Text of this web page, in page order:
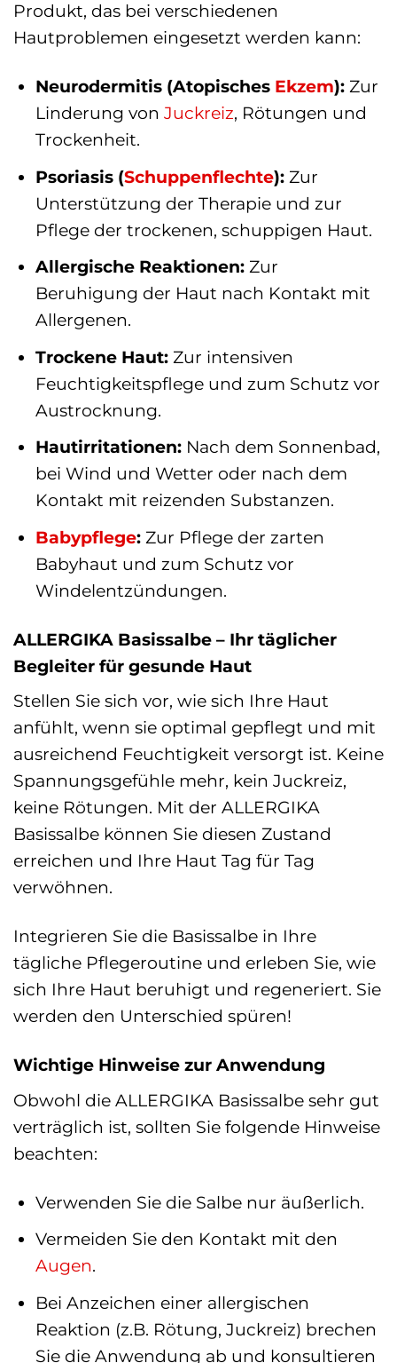
Produkt, das bei verschiedenen
Hautproblemen eingesetzt werden kann:
Neurodermitis (Atopisches Ekzem):Zur
Linderung von Juckreiz, Rötungen und
Trockenheit.
Psoriasis (Schuppenflechte):Zur
Unterstützung der Therapie und zur
Pflege der trockenen, schuppigen Haut.
Allergische Reaktionen:Zur
Beruhigung der Haut nach Kontakt mit
Allergenen.
Trockene Haut:Zur intensiven
Feuchtigkeitspflege und zum Schutz vor
Austrocknung.
Hautirritationen:Nach dem Sonnenbad,
bei Wind und Wetter oder nach dem
Kontakt mit reizenden Substanzen.
Babypflege:Zur Pflege der zarten
Babyhaut und zum Schutz vor
Windelentzündungen.
ALLERGIKA Basissalbe – Ihr täglicher
Begleiter für gesunde Haut
Stellen Sie sich vor, wie sich Ihre Haut
anfühlt, wenn sie optimal gepflegt und mit
ausreichend Feuchtigkeit versorgt ist. Keine
Spannungsgefühle mehr, kein Juckreiz,
keine Rötungen. Mit der ALLERGIKA
Basissalbe können Sie diesen Zustand
erreichen und Ihre Haut Tag für Tag
verwöhnen.
Integrieren Sie die Basissalbe in Ihre
tägliche Pflegeroutine und erleben Sie, wie
sich Ihre Haut beruhigt und regeneriert. Sie
werden den Unterschied spüren!
Wichtige Hinweise zur Anwendung
Obwohl die ALLERGIKA Basissalbe sehr gut
verträglich ist, sollten Sie folgende Hinweise
beachten:
Verwenden Sie die Salbe nur äußerlich.
Vermeiden Sie den Kontakt mit den
Augen.
Bei Anzeichen einer allergischen
Reaktion (z.B. Rötung, Juckreiz) brechen
Sie die Anwendung ab und konsultieren